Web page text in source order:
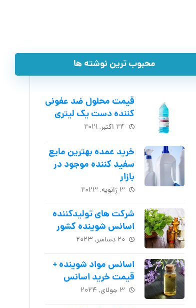
محبوب ترین نوشته ها
قیمت محلول ضد عفونی
کننده دست یک لیتری
۲۴ اکتبر, ۲۰۲۱
خرید عمده بهترین مایع
سفید کننده موجود در
بازار
۳ ژانویه, ۲۰۲۳
شرکت های تولیدکننده
اسانس شوینده کشور
۲۰ دسامبر, ۲۰۲۳
اسانس مواد شوینده +
قیمت خرید اسانس
۳ جولای, ۲۰۲۴